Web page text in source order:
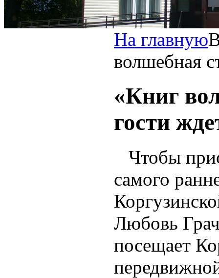
На главную
волшебная
«Книг
гости
Чтобы
самого
Любовь
посещает